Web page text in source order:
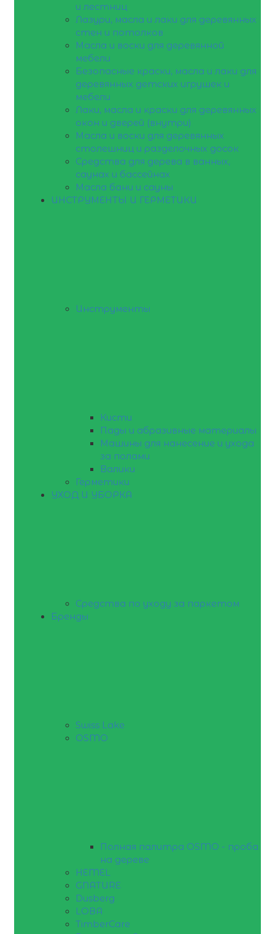
и лестниц
Лазури, масла и лаки для деревянных
стен и потолков
Масла и воски для деревянной
мебели
Безопасные краски, масла и лаки для
деревянных детских игрушек и
мебели
Лаки, масла и краски для деревянных
окон и дверей (внутри)
Масла и воски для деревянных
столешниц и разделочных досок
Средства для дерева в ванных,
саунах и бассейнах
Масла бани и сауны
ИНСТРУМЕНТЫ И ГЕРМЕТИКИ
Инструменты
Кисти
Пады и абразивные материалы
Машины для нанесение и ухода
за полами
Валики
Герметики
УХОД И УБОРКА
Средства по уходу за паркетом
Бренды
Swiss Lake
OSMO
Полная палитра OSMO - проба
на дереве
HEMEL
GNATURE
Dusberg
LOBA
TimberCare